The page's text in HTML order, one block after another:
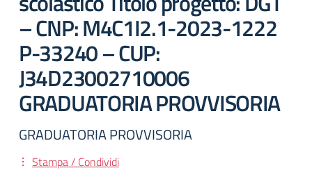
– CNP: M4C1I2.1-2023-1222
P-33240 – CUP:
J34D23002710006
GRADUATORIA PROVVISORIA
GRADUATORIA PROVVISORIA
Stampa / Condividi